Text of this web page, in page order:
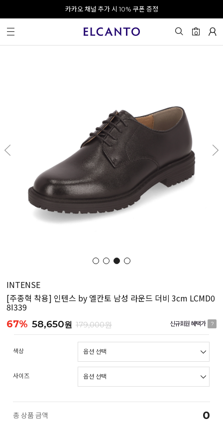
오전 10시 이전 결제 완료 시 오늘 출발!
회원가입 시 최대 20% 쿠폰 지급
카카오 채널 추가 시 10% 쿠폰 증정
0
INTENSE
[주종혁 착용] 인텐스 by 엘칸토 남성 라운드 더비 3cm LCMD0
8I339
67% 58,650원 179,000원 신규회원 혜택가 ?
색상
사이즈
총 상품 금액 0